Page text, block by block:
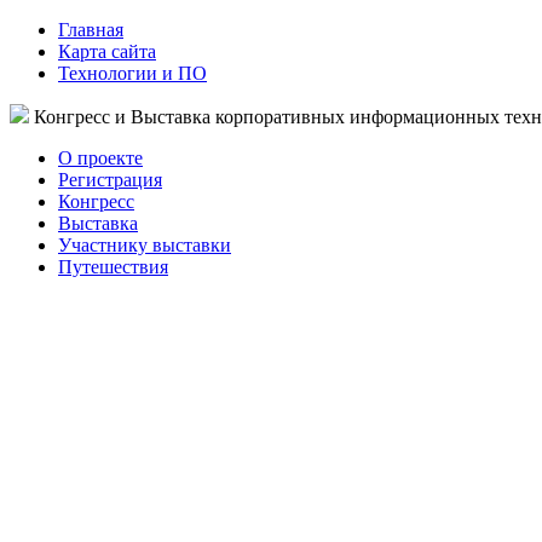
Главная
Карта сайта
Технологии и ПО
Конгресс и Выставка корпоративных информационных
О проекте
Регистрация
Конгресс
Выставка
Участнику выставки
Путешествия